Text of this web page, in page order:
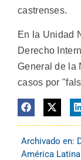
castrenses.
En la Unidad
Derecho
General de la
casos por
Archivado en:
América